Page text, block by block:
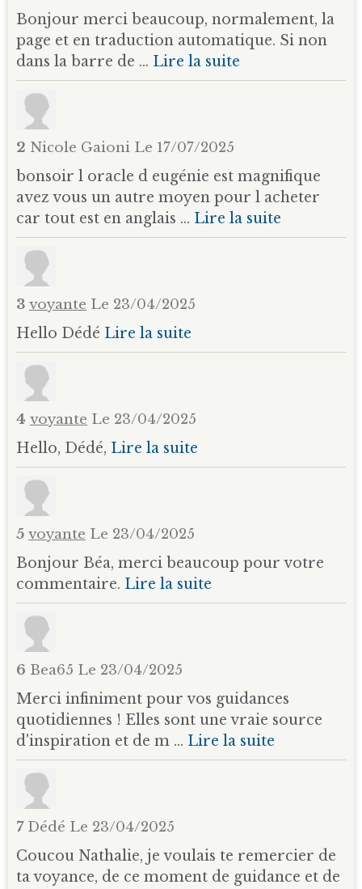
Bonjour merci beaucoup, normalement, la
page et en traduction automatique. Si non
dans la barre de ... Lire la suite
2 Nicole Gaioni Le 17/07/2025
bonsoir l oracle d eugénie est magnifique
avez vous un autre moyen pour l acheter
car tout est en anglais ... Lire la suite
3 voyante Le 23/04/2025
Hello Dédé Lire la suite
4 voyante Le 23/04/2025
Hello, Dédé, Lire la suite
5 voyante Le 23/04/2025
Bonjour Béa, merci beaucoup pour votre
commentaire. Lire la suite
6 Bea65 Le 23/04/2025
Merci infiniment pour vos guidances
quotidiennes ! Elles sont une vraie source
d'inspiration et de m ... Lire la suite
7 Dédé Le 23/04/2025
Coucou Nathalie, je voulais te remercier de
ta voyance, de ce moment de guidance et de